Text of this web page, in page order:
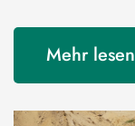
Mehr lesen